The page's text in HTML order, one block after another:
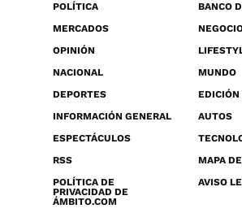
POLÍTICA
BANCO
MERCADOS
OPINIÓN
NACIONAL
MUNDO
DEPORTES
EDICIÓN
INFORMACIÓN GENERAL
AUTOS
ESPECTÁCULOS
RSS
MAPA
POLÍTICA DE
PRIVACIDAD DE
ÁMBITO.COM
AVISO